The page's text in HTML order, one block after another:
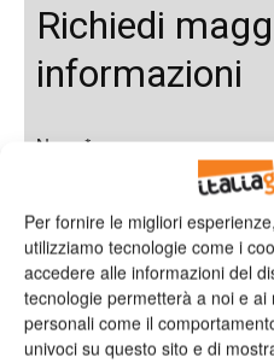
Per fornire le migliori
utilizziamo tecnologie come i
accedere alle informazioni del
tecnologie permetterà a noi e
personali come il
univoci su questo sito e di
Richiedi
informazioni
Nome*
Cognome*